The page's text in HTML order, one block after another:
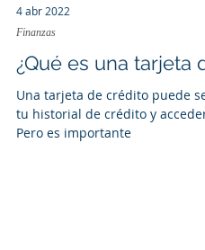
¿Qué es una tarjeta
Una tarjeta de crédito puede
tu historial de crédito y
Pero es importante
Finanzas
4 abr 2022